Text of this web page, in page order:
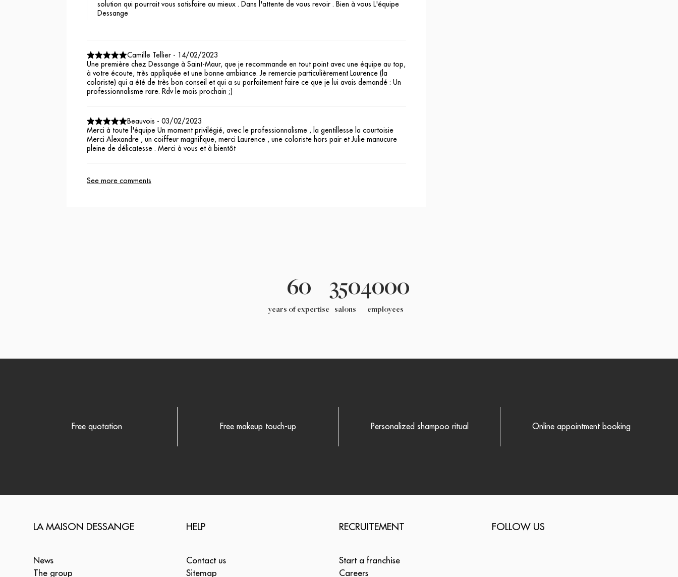
solution qui pourrait vous satisfaire au mieux . Dans l'attente de vous revoir . Bien à vous L'équipe
Dessange
Camille Tellier - 14/02/2023
Une première chez Dessange à Saint-Maur, que je recommande en tout point avec une équipe au top,
à votre écoute, très appliquée et une bonne ambiance. Je remercie particulièrement Laurence (la
coloriste) qui a été de très bon conseil et qui a su parfaitement faire ce que je lui avais demandé : Un
professionnalisme rare. Rdv le mois prochain ;)
Beauvois - 03/02/2023
Merci à toute l'équipe Un moment privilégié, avec le professionnalisme , la gentillesse la courtoisie
Merci Alexandre , un coiffeur magnifique, merci Laurence , une coloriste hors pair et Julie manucure
pleine de délicatesse . Merci à vous et à bientôt
See more comments
60
years of expertise
350
salons
4000
employees
Free quotation Free makeup touch-up Personalized shampoo ritual Online appointment booking
LA MAISON DESSANGE
News
The group
HELP
Contact us
Sitemap
RECRUITEMENT
Start a franchise
Careers
FOLLOW US